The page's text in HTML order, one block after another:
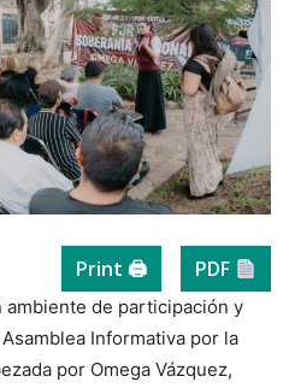
Print 🖨 PDF
ambiente de participación y
Informativa por la
por Omega Vázquez,